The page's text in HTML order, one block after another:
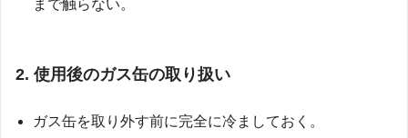
まで触らない。
2. 使用後のガス缶の取り扱い
ガス缶を取り外す前に完全に冷ましておく。